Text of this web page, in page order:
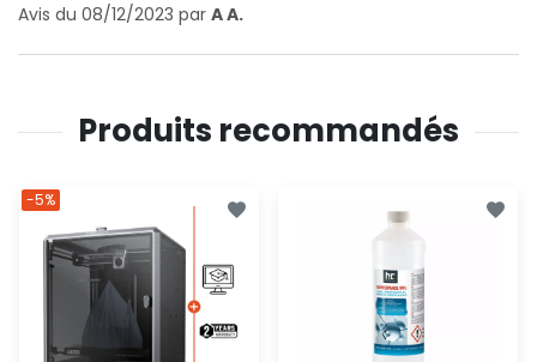
Avis du 08/12/2023 par A A.
Produits recommandés
-5%